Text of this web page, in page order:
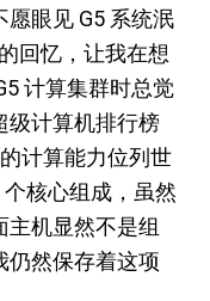
眼见 G5 系统泯
回忆，让我在想
计算集群时总觉
级计算机排行榜
计算能力位列世
核心组成，虽然
主机显然不是组
仍然保存着这项